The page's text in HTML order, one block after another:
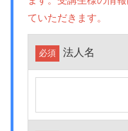
ていただきます。
必須 法人名